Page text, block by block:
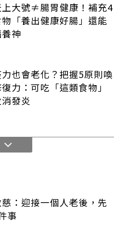
上大號≠腸胃健康！補充4
「養出健康好腸」還能
神
也會老化？把握5原則喚
力：可吃「這類食物」
發炎
：迎接一個人老後，先
事